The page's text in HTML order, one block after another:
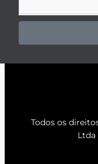
Todos os
Ltda